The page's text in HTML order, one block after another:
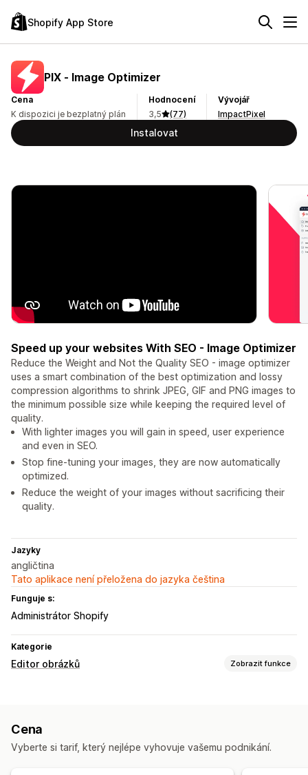
Shopify App Store
PIX ‑ Image Optimizer
Cena
K dispozici je bezplatný plán
Hodnocení
3,5
(77)
Vývojář
ImpactPixel
Instalovat
Speed up your websites With SEO - Image Optimizer
Reduce the Weight and Not the Quality SEO - image optimizer
uses a smart combination of the best optimization and lossy
compression algorithms to shrink JPEG, GIF and PNG images to
the minimum possible size while keeping the required level of
quality.
With lighter images you will gain in speed, user experience
and even in SEO.
Stop fine-tuning your images, they are now automatically
optimized.
Reduce the weight of your images without sacrificing their
quality.
Jazyky
angličtina
Tato aplikace není přeložena do jazyka čeština
Funguje s:
Administrátor Shopify
Kategorie
Editor obrázků Zobrazit funkce
Kontrola kvality
Cena
Vyberte si tarif, který nejlépe vyhovuje vašemu podnikání.